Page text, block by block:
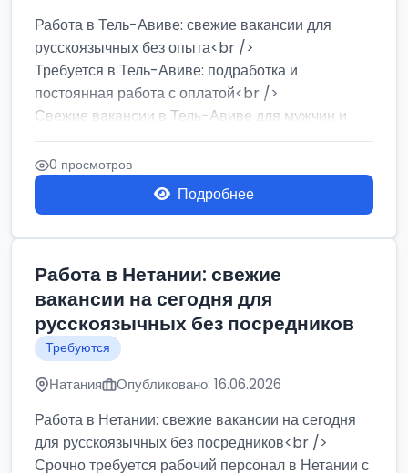
Работа в Тель-Авиве: свежие вакансии для
русскоязычных без опыта<br />
Требуется в Тель-Авиве: подработка и
постоянная работа с оплатой<br />
Свежие вакансии в Тель-Авиве для мужчин и
женщин от хозя...
0 просмотров
Подробнее
Работа в Нетании: свежие
вакансии на сегодня для
русскоязычных без посредников
Требуются
Натания Опубликовано: 16.06.2026
Работа в Нетании: свежие вакансии на сегодня
для русскоязычных без посредников<br />
Срочно требуется рабочий персонал в Нетании с